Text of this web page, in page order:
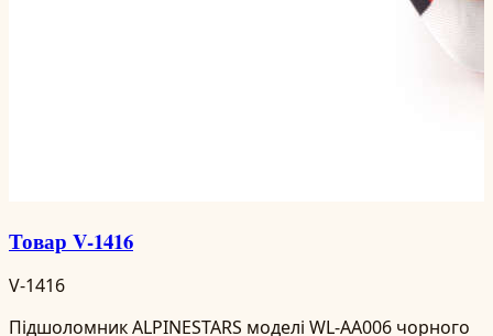
Товар V-1416
V-1416
Підшоломник ALPINESTARS моделі WL-AA006 чорного